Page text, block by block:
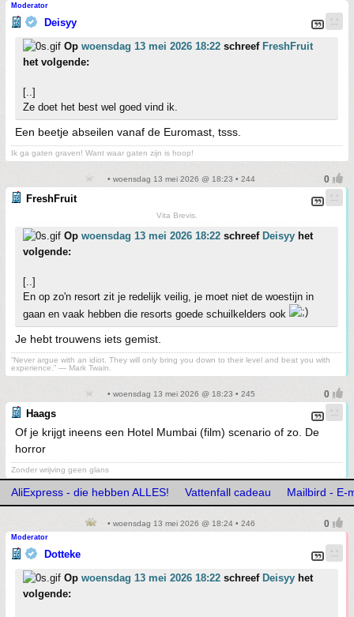
Moderator
Deisyy
Op woensdag 13 mei 2026 18:22 schreef FreshFruit
het volgende:
[..]
Ze doet het best wel goed vind ik.
Een beetje abseilen vanaf de Euromast, tsss.
Ik ga gaten graven! Want waar gaten zijn is hoop!
• woensdag 13 mei 2026 @ 18:23 • 244
FreshFruit
Vita Brevis.
Op woensdag 13 mei 2026 18:22 schreef Deisyy het
volgende:
[..]
En op zo'n resort zit je redelijk veilig, je moet niet de woestijn in
gaan en vaak hebben die resorts goede schuilkelders ook
Je hebt trouwens iets gemist.
“Never argue with an idiot. They will only bring you down to their level and beat you with
experience.” ― Mark Twain.
• woensdag 13 mei 2026 @ 18:23 • 245
Haags
Of je krijgt ineens een Hotel Mumbai (film) scenario of zo. De
horror
Zonder wrijving geen glans
AliExpress - die hebben ALLES! Vattenfall cadeau Mailbird - E-
• woensdag 13 mei 2026 @ 18:24 • 246
Moderator
Dotteke
Op woensdag 13 mei 2026 18:22 schreef Deisyy het
volgende: